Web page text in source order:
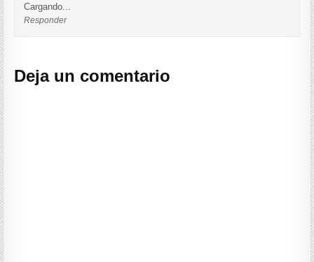
Cargando...
Responder
Deja un comentario